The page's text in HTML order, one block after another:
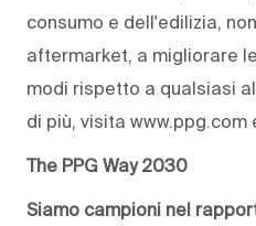
consumo e dell'edilizia,
aftermarket, a migliorare
modi rispetto a qualsiasi
di più, visita www.ppg.com
The PPG Way 2030
Siamo campioni nel